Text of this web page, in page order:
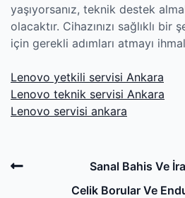
yaşıyorsanız, teknik destek
olacaktır. Cihazınızı sağlıklı
için gerekli adımları atmayı
Lenovo yetkili servisi Ankara
Lenovo teknik servisi Ankara
Lenovo servisi ankara
Post
navigation
Previous
Sanal Bahis Ve
Celik Borular Ve